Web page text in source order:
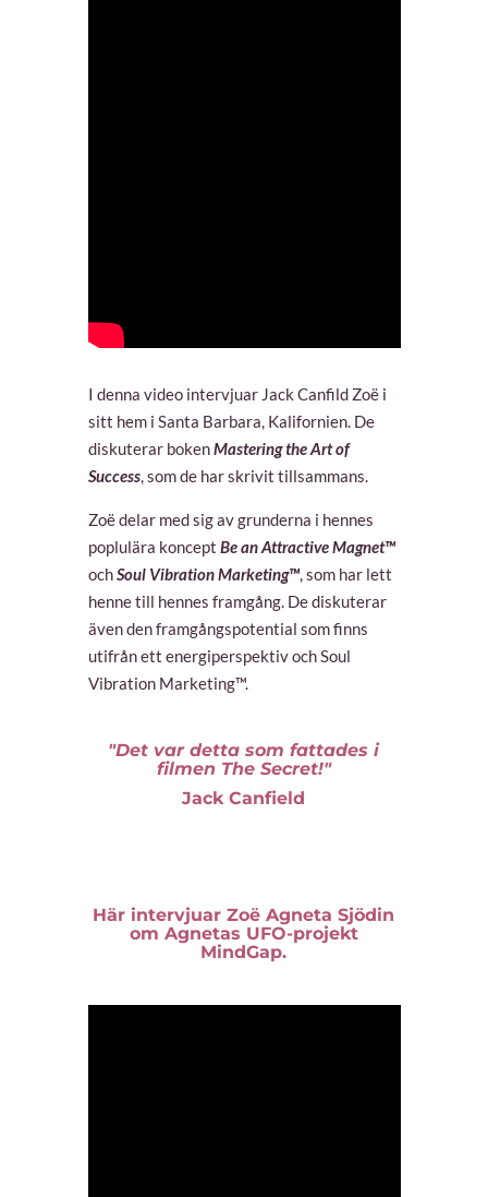
I denna video intervjuar Jack Canfild Zoë i
sitt hem i Santa Barbara, Kalifornien. De
diskuterar bokenMastering the Art of
Success, som de har skrivit tillsammans.
Zoë delar med sig av grunderna i hennes
poplulära koncept Be an Attractive Magnet™
ochSoul Vibration Marketing™, som har lett
henne till hennes framgång. De diskuterar
även den framgångspotential som finns
utifrån ett energiperspektiv och Soul
Vibration Marketing™.
"Det var detta som fattades i
filmen The Secret!"
Jack Canfield
Här intervjuar Zoë Agneta Sjödin
om Agnetas UFO-projekt
MindGap.